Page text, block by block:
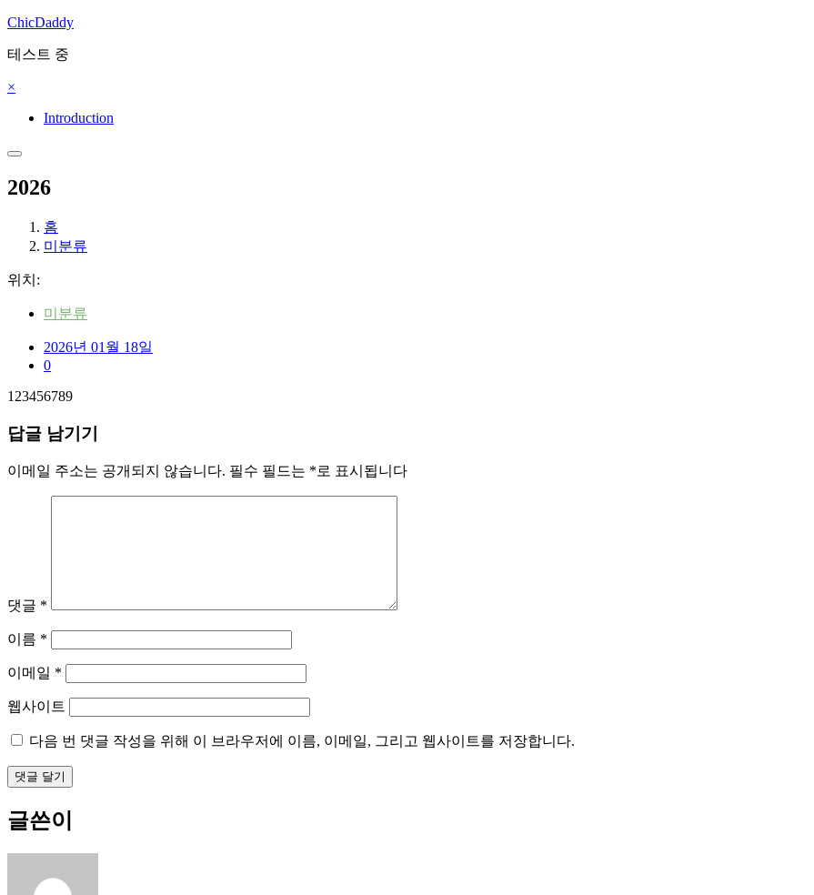
콘
츠
건
기
ChicDaddy
테스트 중
×
Introduction
2026
홈
미분류
위치:
미분류
2026년 01월 18일
0
123456789
답글 남기기
이메일 주소는 공개되지 않습니다. 필수 필드는 *로 표시됩니다
댓글 *
이름 *
이메일 *
웹사이트
다음 번 댓글 작성을 위해 이 브라우저에 이름, 이메일, 그리고 웹사이트를 저장합니다.
글쓴이